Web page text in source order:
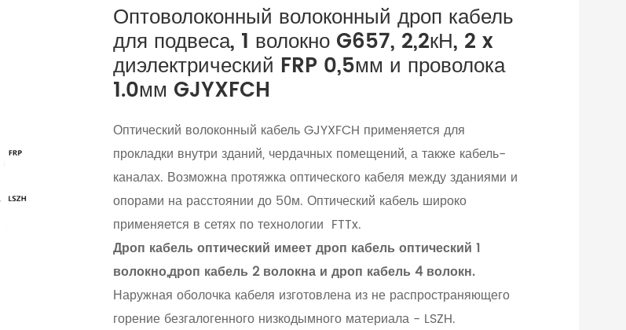
Оптоволоконный волоконный дроп кабель
для подвеса, 1 волокно G657, 2,2кН, 2 x
диэлектрический FRP 0,5мм и проволока
1.0мм GJYXFCH
Оптический волоконный кабель GJYXFCH применяется для
прокладки внутри зданий, чердачных помещений, а также кабель-
каналах. Возможна протяжка оптического кабеля между зданиями и
опорами на расстоянии до 50м. Оптический кабель широко
применяется в сетях по технологии FTTx.
Дроп кабель оптический имеет дроп кабель оптический 1
волокно,дроп кабель 2 волокна и дроп кабель 4 волокн.
Наружная оболочка кабеля изготовлена из не распространяющего
горение безгалогенного низкодымного материала - LSZH.